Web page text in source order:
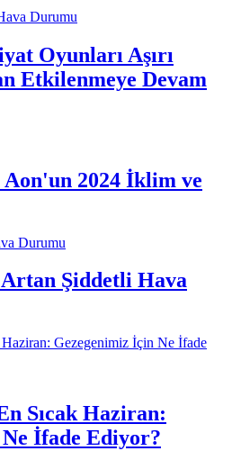
Durumu
Oyunları Aşırı
Etkilenmeye Devam
2024 İklim ve
Durumu
Şiddetli Hava
Sıcak Haziran:
İfade Ediyor?